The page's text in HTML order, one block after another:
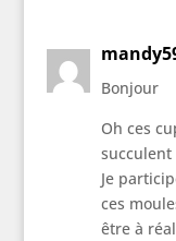
Bonjour
Oh ces
succulent
Je
ces
être à